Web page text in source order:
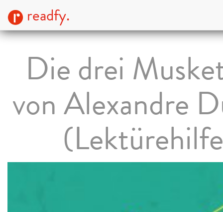
readfy.
Die drei
von Alexandre